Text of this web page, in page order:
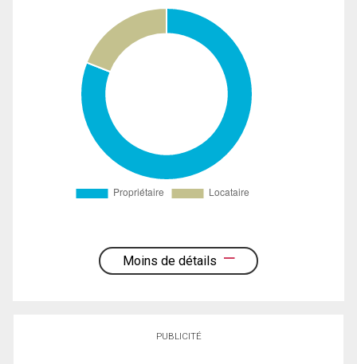
Moins de détails
PUBLICITÉ